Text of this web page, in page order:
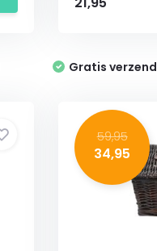
Gratis
59,95
34,95